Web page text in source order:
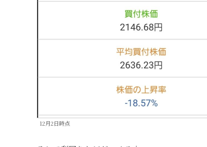
12月2日時点